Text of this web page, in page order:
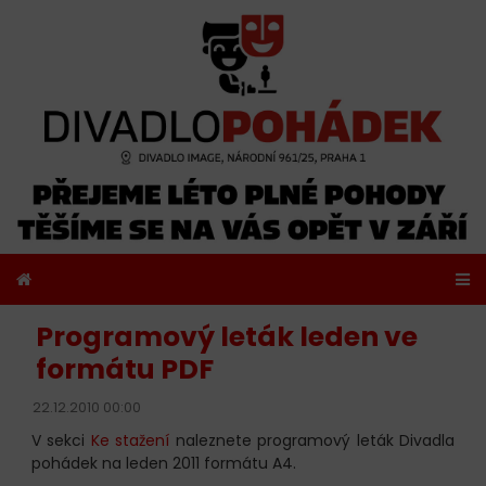
Programový leták leden ve
formátu PDF
22.12.2010 00:00
V sekci Ke stažení naleznete programový leták Divadla
pohádek na leden 2011 formátu A4.